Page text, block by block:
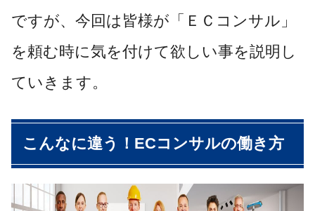
ですが、今回は皆様が「ＥＣコンサル」
を頼む時に気を付けて欲しい事を説明し
ていきます。
こんなに違う！ECコンサルの働き方